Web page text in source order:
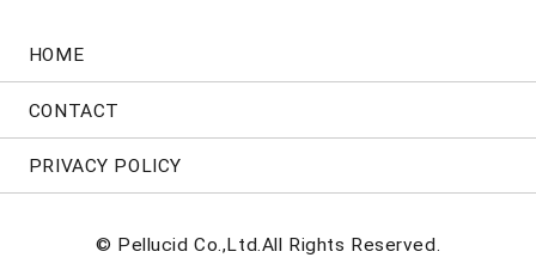
HOME
CONTACT
PRIVACY POLICY
© Pellucid Co.,Ltd.All Rights Reserved.